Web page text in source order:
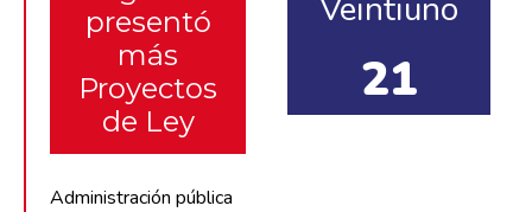
presentó
más
Proyectos
de Ley
Administración pública
21